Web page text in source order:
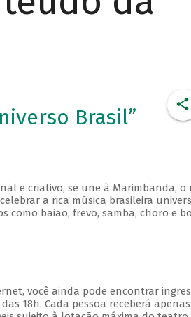
Brasil”
e criativo, se une à Marimbanda, o
a rica música brasileira
como baião, frevo, samba, choro e
você ainda pode encontrar
18h. Cada pessoa receberá